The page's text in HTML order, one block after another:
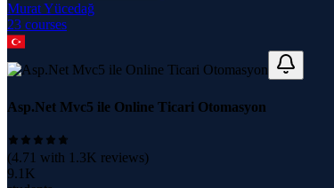
Murat Yücedağ
23 courses
Asp.Net Mvc5 ile Online Ticari Otomasyon
(4.71 with 1.3K reviews)
9.1K